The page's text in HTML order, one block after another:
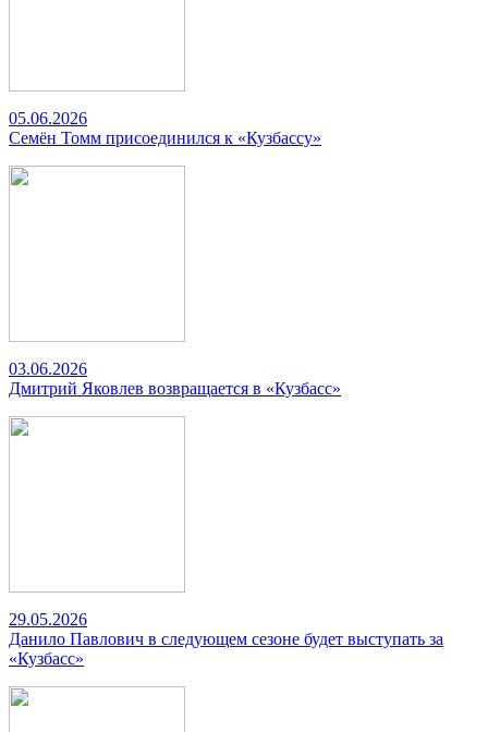
05.06.2026
Семён Томм присоединился к «Кузбассу»
03.06.2026
Дмитрий Яковлев возвращается в «Кузбасс»
29.05.2026
Данило Павлович в следующем сезоне будет выступать за
«Кузбасс»